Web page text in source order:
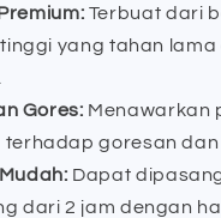
Terbuat dari
yang tahan lama
Gores: Menawarkan
terhadap goresan dan
Dapat
dari 2 jam dengan